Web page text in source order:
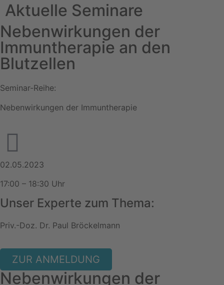
Aktuelle Seminare
Nebenwirkungen der
Immuntherapie an den
Blutzellen
Seminar-Reihe:
Nebenwirkungen der Immuntherapie
02.05.2023
17:00 – 18:30 Uhr
Unser Experte zum Thema:
Priv.-Doz. Dr. Paul Bröckelmann
ZUR ANMELDUNG
Nebenwirkungen der